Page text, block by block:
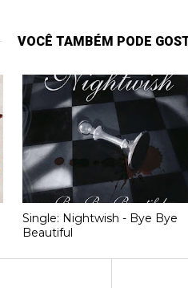
VOCÊ TAMBÉM PODE
Single: Nightwish - Bye Bye
Beautiful